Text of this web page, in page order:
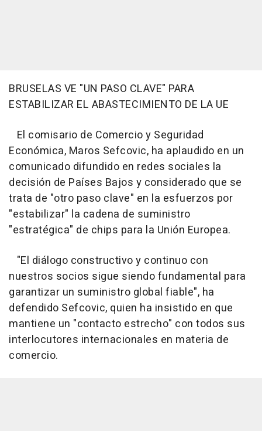
BRUSELAS VE "UN PASO CLAVE" PARA
ESTABILIZAR EL ABASTECIMIENTO DE LA UE
El comisario de Comercio y Seguridad
Económica, Maros Sefcovic, ha aplaudido en un
comunicado difundido en redes sociales la
decisión de Países Bajos y considerado que se
trata de "otro paso clave" en la esfuerzos por
"estabilizar" la cadena de suministro
"estratégica" de chips para la Unión Europea.
"El diálogo constructivo y continuo con
nuestros socios sigue siendo fundamental para
garantizar un suministro global fiable", ha
defendido Sefcovic, quien ha insistido en que
mantiene un "contacto estrecho" con todos sus
interlocutores internacionales en materia de
comercio.